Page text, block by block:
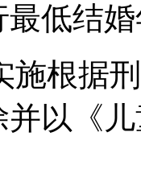
最低结
施根据
以《